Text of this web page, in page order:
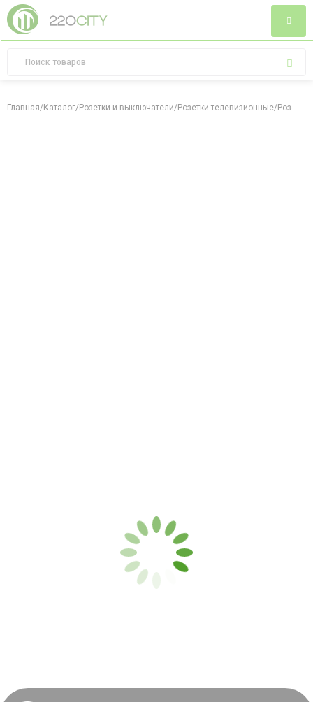
Главная/Каталог/Розетки и выключатели/Розетки телевизионные/